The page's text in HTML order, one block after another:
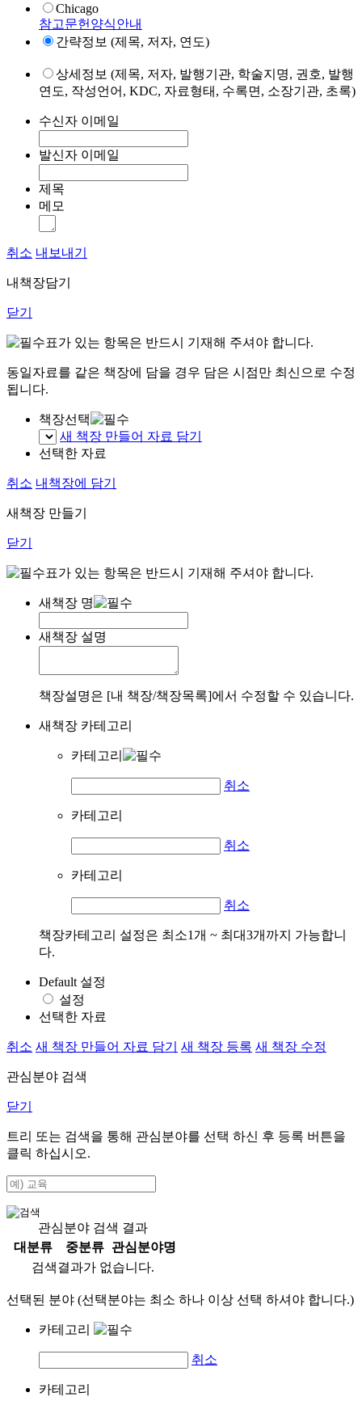
Chicago
참고문헌양식안내
간략정보 (제목, 저자, 연도)
상세정보 (제목, 저자, 발행기관, 학술지명, 권호, 발행
연도, 작성언어, KDC, 자료형태, 수록면, 소장기관, 초록)
수신자 이메일
발신자 이메일
제목
메모
취소 내보내기
내책장담기
닫기
표가 있는 항목은 반드시 기재해 주셔야 합니다.
동일자료를 같은 책장에 담을 경우 담은 시점만 최신으로 수정
됩니다.
책장선택
새 책장 만들어 자료 담기
선택한 자료
취소 내책장에 담기
새책장 만들기
닫기
표가 있는 항목은 반드시 기재해 주셔야 합니다.
새책장 명
새책장 설명
책장설명은 [내 책장/책장목록]에서 수정할 수 있습니다.
새책장 카테고리
카테고리
취소
카테고리
취소
카테고리
취소
책장카테고리 설정은 최소1개 ~ 최대3개까지 가능합니
다.
Default 설정
설정
선택한 자료
취소 새 책장 만들어 자료 담기 새 책장 등록 새 책장 수정
관심분야 검색
닫기
트리 또는 검색을 통해 관심분야를 선택 하신 후 등록 버튼을
클릭 하십시오.
관심분야 검색 결과
대분류
중분류
관심분야명
검색결과가 없습니다.
선택된 분야 (선택분야는 최소 하나 이상 선택 하셔야 합니다.)
카테고리
취소
카테고리